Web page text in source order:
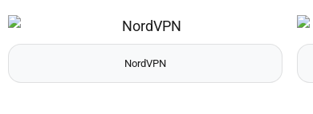
NordVPN